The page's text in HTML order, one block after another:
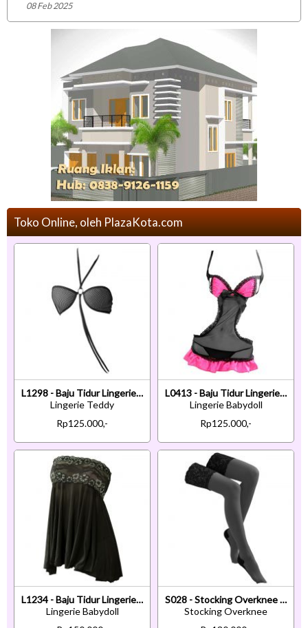
08 Feb 2025
Toko Online, oleh PlazaKota.com
L1298 - Baju Tidur Lingerie Teddy Bodysuit Dress Halter Hitam Crotchless
Lingerie Teddy
Rp125.000,-
L0413 - Baju Tidur Lingerie Babydoll Mini Dress Hitam Transparan
Lingerie Babydoll
Rp125.000,-
L1234 - Baju Tidur Lingerie Babydoll Mini Dress Kemben Coklat Transparan
Lingerie Babydoll
S028 - Stocking Overknee Hitam Transparan Atas Renda Silikon Anti Slip
Stocking Overknee